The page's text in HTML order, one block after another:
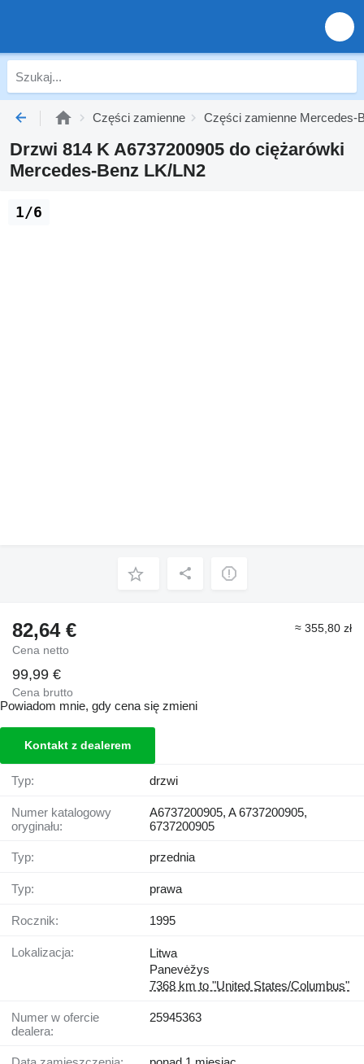
Części zamienne Części zamienne Mercedes-
Drzwi 814 K A6737200905 do ciężarówki
Mercedes-Benz LK/LN2
1/6
82,64 €
Cena netto
≈ 355,80 zł
99,99 €
Cena brutto
Powiadom mnie, gdy cena się zmieni
Kontakt z dealerem
Typ: drzwi
Numer katalogowy
oryginału:
A6737200905, A 6737200905,
6737200905
Typ: przednia
Typ: prawa
Rocznik: 1995
Lokalizacja:
Litwa
Panevėžys
7368 km to "United States/Columbus"
Numer w ofercie
dealera:
25945363